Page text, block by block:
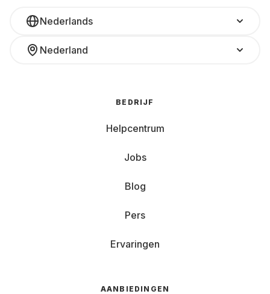
Nederlands
Nederland
BEDRIJF
Helpcentrum
Jobs
Blog
Pers
Ervaringen
AANBIEDINGEN